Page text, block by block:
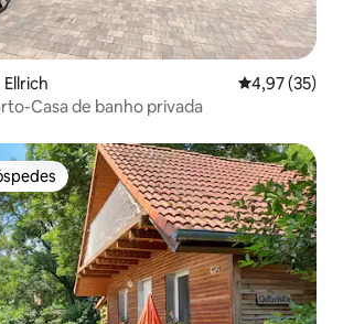
Ellrich 4,97 de uma
4,97 (35)
Casa de banho privada